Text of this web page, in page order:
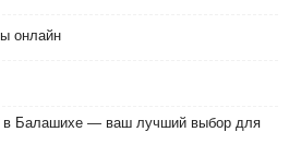
онлайн
в Балашихе — ваш лучший выбор для